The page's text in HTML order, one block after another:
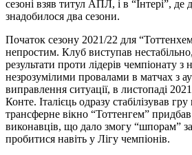
сезоні взяв титул АПЛ, і в “Інтері”, де
знадобилося два сезони.
Початок сезону 2021/22 для
непростим. Клуб виступав
результати проти лідерів чемпіонату
незрозумілими провалами в матчах з
виправлення ситуації, в листопаді
Конте. Італієць одразу стабілізував
трансферне вікно “Тоттенгем”
виконавців, що дало змогу “шпорам”
пробитися навіть у Лігу чемпіонів.